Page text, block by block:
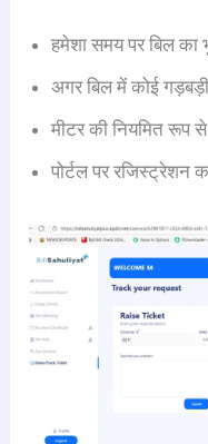
हमेशा समय पर बिल का
अगर बिल में कोई
मीटर की नियमित रूप
पोर्टल पर